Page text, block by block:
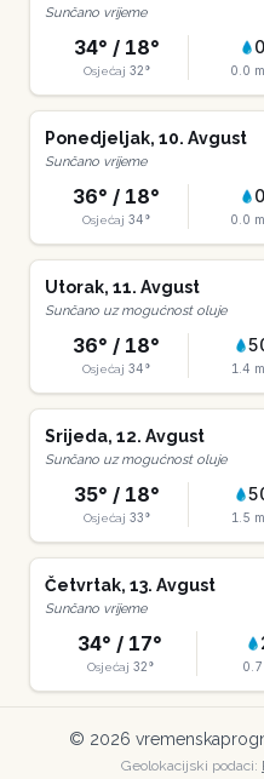
Sunčano vrijeme
34° / 18°
Osjećaj 32°
0
0.0
Ponedjeljak, 10. Avgust
Sunčano vrijeme
36° / 18°
Osjećaj 34°
0
0.0
Utorak, 11. Avgust
Sunčano uz mogućnost oluje
36° / 18°
Osjećaj 34° 1.4
Srijeda, 12. Avgust
Sunčano uz mogućnost oluje
35° / 18°
Osjećaj 33° 1.5
Četvrtak, 13. Avgust
Sunčano vrijeme
34° / 17°
Osjećaj 32° 0.7
© 2026
Geolokacijski podaci: